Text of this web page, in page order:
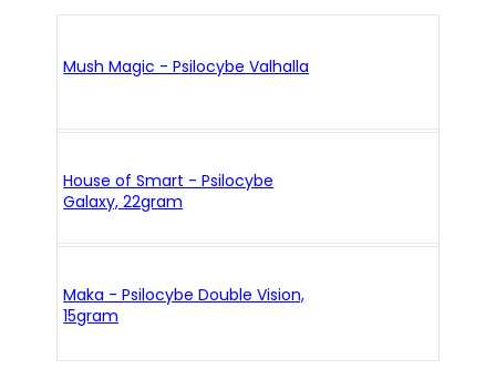
Mush Magic - Psilocybe Valhalla
House of Smart - Psilocybe
Galaxy, 22gram
Maka - Psilocybe Double Vision,
15gram